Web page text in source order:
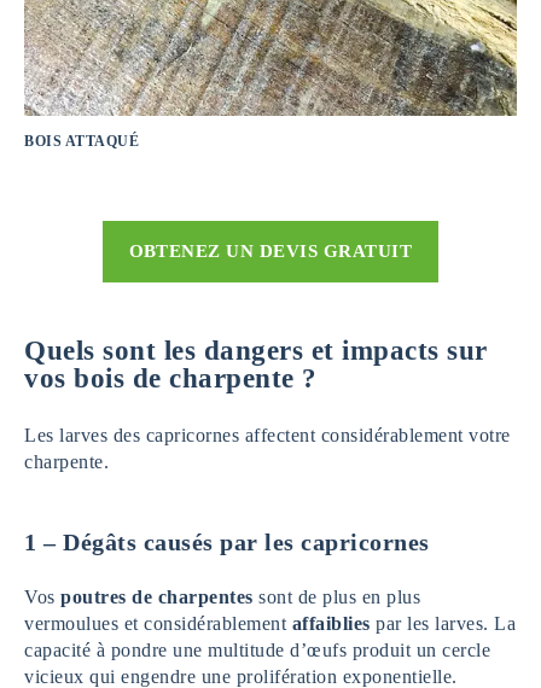
BOIS ATTAQUÉ
OBTENEZ UN DEVIS GRATUIT
Quels sont les dangers et impacts sur
vos bois de charpente ?
Les larves des capricornes affectent considérablement votre
charpente.
1 – Dégâts causés par les capricornes
Vos poutres de charpentes sont de plus en plus
vermoulues et considérablement affaiblies par les larves. La
capacité à pondre une multitude d’œufs produit un cercle
vicieux qui engendre une prolifération exponentielle.